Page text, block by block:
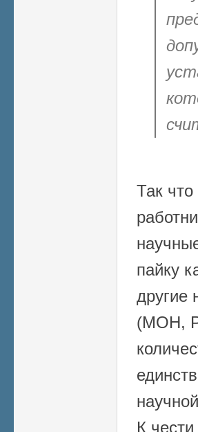
Так что
пайку
другие
(МОН,
К